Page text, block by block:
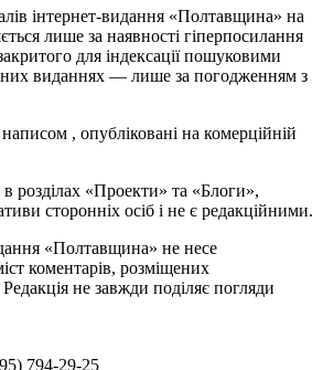
інтернет-видання «Полтавщина» на
лише за наявності гіперпосилання
для індексації пошуковими
виданнях — лише за погодженням з
написом , опубліковані на комерційній
розділах «Проекти» та «Блоги»,
сторонніх осіб і не є редакційними.
«Полтавщина» не несе
коментарів, розміщених
не завжди поділяє погляди
794-29-25